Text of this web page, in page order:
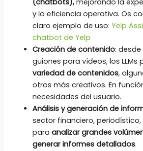
y la eficiencia operativa. Os
claro ejemplo de uso:Yelp
chatbot de Yelp
Creación de contenido:
guiones para vídeos, los LLMs
variedad de contenidos,
otros más creativos. En
necesidades del usuario.
Análisis y generación de
sector financiero, periodístico,
paraanalizar grandes
generar informes detallados.